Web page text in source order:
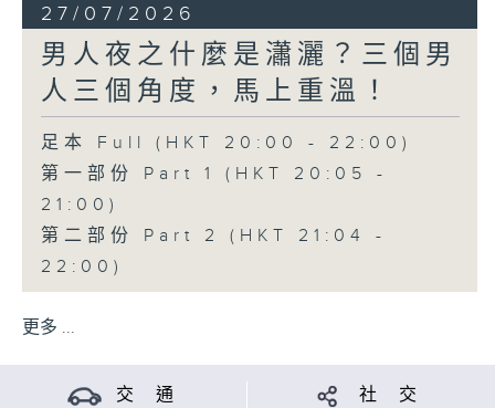
27/07/2026
男人夜之什麼是瀟灑？三個男
人三個角度，馬上重溫！
足本 Full (HKT 20:00 - 22:00)
第一部份 Part 1 (HKT 20:05 -
21:00)
第二部份 Part 2 (HKT 21:04 -
22:00)
更多 ...
交 通 社 交